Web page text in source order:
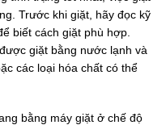
Trước khi giặt, hãy đọc kỹ
biết cách giặt phù hợp.
giặt bằng nước lạnh và
các loại hóa chất có thể
bằng máy giặt ở chế độ